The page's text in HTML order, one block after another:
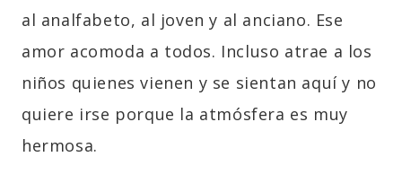
al analfabeto, al joven y al anciano. Ese
amor acomoda a todos. Incluso atrae a los
niños quienes vienen y se sientan aquí y no
quiere irse porque la atmósfera es muy
hermosa.